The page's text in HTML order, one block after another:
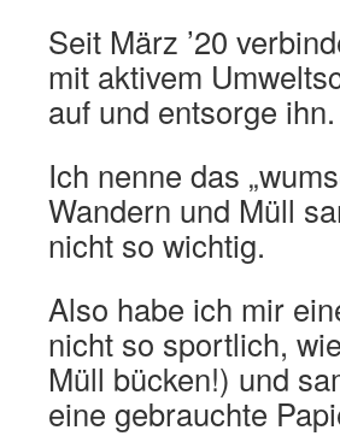
Seit März ’20
mit aktivem
auf und entsorge ihn.
Ich nenne das
Wandern und Müll
nicht so wichtig.
Also habe ich mir
nicht so sportlich,
Müll bücken!) und
eine gebrauchte